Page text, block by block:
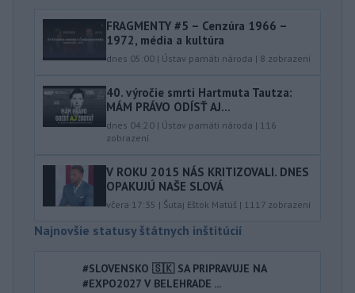
FRAGMENTY #5 – Cenzúra 1966 –
1972, média a kultúra
dnes 05:00 | Ústav pamäti národa | 8 zobrazení
40.⁠ ⁠výročie smrti Hartmuta Tautza:
MÁM PRÁVO ODÍSŤ AJ...
dnes 04:20 | Ústav pamäti národa | 116
zobrazení
V ROKU 2015 NÁS KRITIZOVALI. DNES
OPAKUJÚ NAŠE SLOVÁ
včera 17:35 | Šutaj Eštok Matúš | 1117 zobrazení
Najnovšie statusy štátnych inštitúcií
#SLOVENSKO 🇸🇰 SA PRIPRAVUJE NA
#EXPO2027 V BELEHRADE ...